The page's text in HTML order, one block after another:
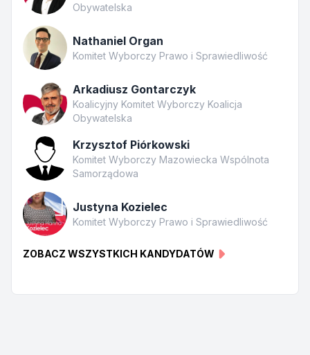
Obywatelska
Nathaniel Organ
Komitet Wyborczy Prawo i Sprawiedliwość
Arkadiusz Gontarczyk
Koalicyjny Komitet Wyborczy Koalicja
Obywatelska
Krzysztof Piórkowski
Komitet Wyborczy Mazowiecka Wspólnota
Samorządowa
Justyna Kozielec
Komitet Wyborczy Prawo i Sprawiedliwość
ZOBACZ WSZYSTKICH KANDYDATÓW